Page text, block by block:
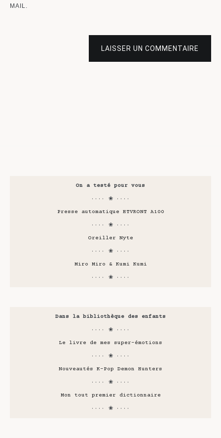
MAIL.
LAISSER UN COMMENTAIRE
On a testé pour vous
···· ❀ ····
Presse automatique HTVRONT A100
···· ❀ ····
Oreiller Nyte
···· ❀ ····
Miro Miro & Kumi Kumi
···· ❀ ····
Dans la bibliothèque des enfants
···· ❀ ····
Le livre de mes super-émotions
···· ❀ ····
Nouveautés K-Pop Demon Hunters
···· ❀ ····
Mon tout premier dictionnaire
···· ❀ ····